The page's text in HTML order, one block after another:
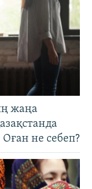
жаңа
не себеп?